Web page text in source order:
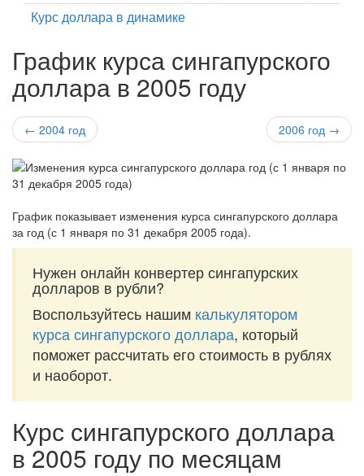
Курс доллара в динамике
График курса сингапурского
доллара в 2005 году
← 2004 год 2006 год →
График показывает изменения курса сингапурского доллара
за год (с 1 января по 31 декабря 2005 года).
Нужен онлайн конвертер сингапурских
долларов в рубли?
Воспользуйтесь нашим калькулятором
курса сингапурского доллара, который
поможет рассчитать его стоимость в рублях
и наоборот.
Курс сингапурского доллара
в 2005 году по месяцам